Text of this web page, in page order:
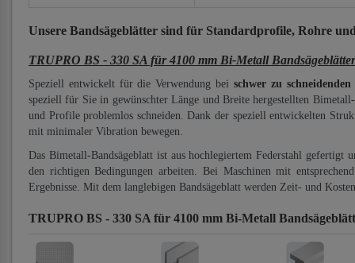
Unsere Bandsägeblätter sind für Standardprofile, Rohre
TRUPRO BS - 330 SA für 4100 mm Bi-Metall Bandsägeblätter
Speziell entwickelt für die Verwendung bei schwer zu
speziell für Sie in gewünschter Länge und Breite hergestellten
und Profile problemlos schneiden. Dank der speziell entwickelten
mit minimaler Vibration bewegen.
Das Bimetall-Bandsägeblatt ist aus hochlegiertem Federstahl
den richtigen Bedingungen arbeiten. Bei Maschinen mit
Ergebnisse. Mit dem langlebigen Bandsägeblatt werden Zeit- und
TRUPRO BS - 330 SA für 4100 mm Bi-Metall